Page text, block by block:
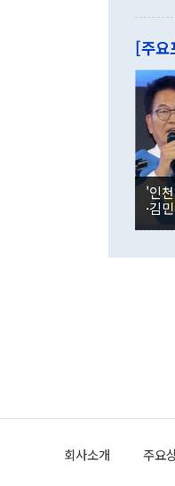
[주요
'인
·김
회사소개 주요